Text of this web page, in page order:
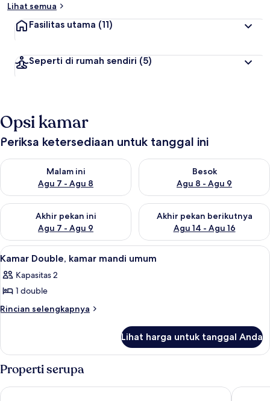
Lihat semua
Fasilitas utama (11)
Seperti di rumah sendiri (5)
Opsi kamar
Periksa ketersediaan untuk tanggal ini
Malam ini
Agu 7 - Agu 8
Periksa ketersediaan untuk malam ini Agu 7 - Agu 8
Besok
Agu 8 - Agu 9
Periksa ketersediaan untuk
Akhir pekan ini
Agu 7 - Agu 9
Periksa ketersediaan untuk akhir pekan ini Agu 7 - Agu 9
Akhir pekan berikutnya
Agu 14 - Agu 16
Periksa ketersediaan untuk
Lihat
semua
foto
untuk
Kamar
mandi
umum
Kamar Double, kamar mandi umum |
8
Kamar Double, kamar mandi umum
Kapasitas 2
1 double
Rincian selengkapnya
Rincian
Kamar
Double,
kamar
mandi
umum
Lihat harga untuk tanggal Anda
Properti serupa
Hillstone Safari Lodge